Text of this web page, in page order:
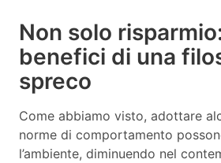
Non solo
benefici di una
spreco
Come abbiamo visto, adottare
norme di comportamento
l’ambiente, diminuendo nel